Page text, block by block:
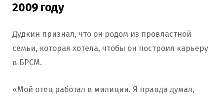
2009 году
Дудкин признал, что он родом из провластной
семьи, которая хотела, чтобы он построил карьеру
в БРСМ.
«Мой отец работал в милиции. Я правда думал,